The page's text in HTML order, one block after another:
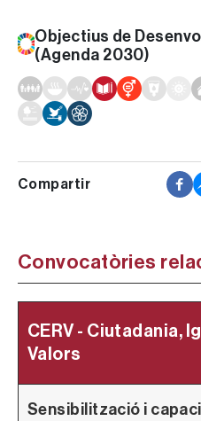
Objectius de
(Agenda 2030)
Convocatòries
CERV - Ciutadania,
Valors
Sensibilització i